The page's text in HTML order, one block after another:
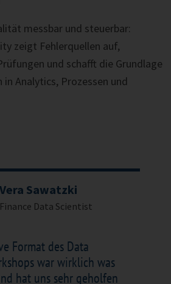
messbar und steuerbar:
zeigt Fehlerquellen auf,
und schafft die Grundlage
Analytics, Prozessen und
Vera Sawatzki
Finance Data Scientist
Format des Data
war wirklich was
hat uns sehr geholfen